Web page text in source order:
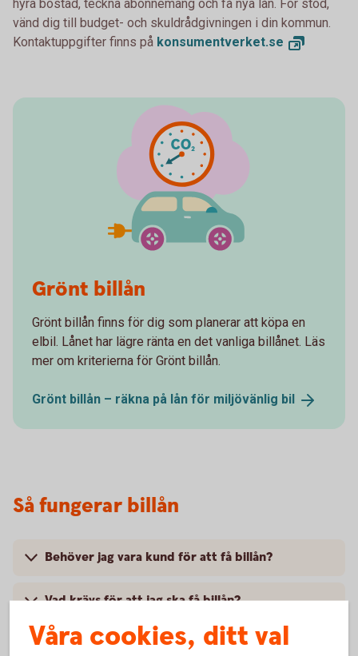
hyra bostad, teckna abonnemang och få nya lån. För stöd,
vänd dig till budget- och skuldrådgivningen i din kommun.
Kontaktuppgifter finns på konsumentverket.se
Grönt billån
Grönt billån finns för dig som planerar att köpa en
elbil. Lånet har lägre ränta en det vanliga billånet. Läs
mer om kriterierna för Grönt billån.
Grönt billån – räkna på lån för miljövänlig bil
Så fungerar billån
Behöver jag vara kund för att få billån?
Vad krävs för att jag ska få billån?
Hur mycket får jag låna?
Våra cookies, ditt val